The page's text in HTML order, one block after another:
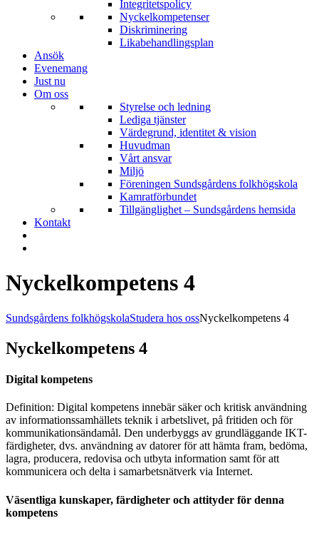
Integritetspolicy
Nyckelkompetenser
Diskriminering
Likabehandlingsplan
Ansök
Evenemang
Just nu
Om oss
Styrelse och ledning
Lediga tjänster
Värdegrund, identitet & vision
Huvudman
Vårt ansvar
Miljö
Föreningen Sundsgårdens folkhögskola
Kamratförbundet
Tillgänglighet – Sundsgårdens hemsida
Kontakt
Nyckelkompetens 4
Sundsgårdens folkhögskolaStudera hos ossNyckelkompetens 4
Nyckelkompetens 4
Digital kompetens
Definition: Digital kompetens innebär säker och kritisk användning
av informationssamhällets teknik i arbetslivet, på fritiden och för
kommunikationsändamål. Den underbyggs av grundläggande IKT-
färdigheter, dvs. användning av datorer för att hämta fram, bedöma,
lagra, producera, redovisa och utbyta information samt för att
kommunicera och delta i samarbetsnätverk via Internet.
Väsentliga kunskaper, färdigheter och attityder för denna
kompetens